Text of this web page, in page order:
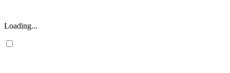
Loading...